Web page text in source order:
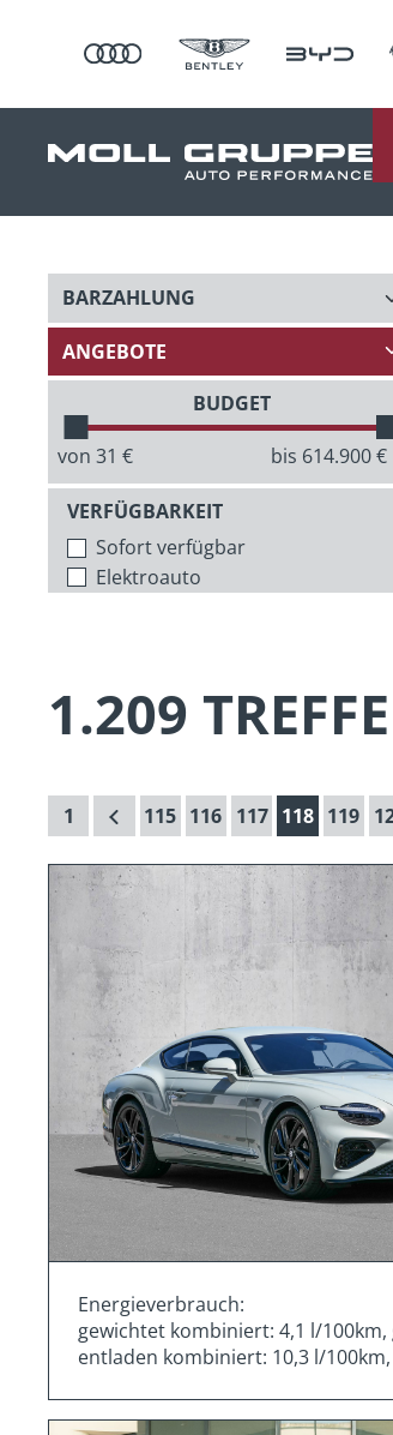
BUDGET
von 31 € bis 614.900€
VERFÜGBARKEIT
Sofort verfügbar
Elektroauto
1.209
1 115 116 117 118 119
Energieverbrauch:
gewichtet kombiniert: 4,1 l/
entladen kombiniert: 10,3 l/100km,